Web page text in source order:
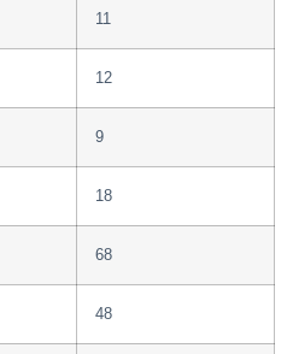
11
12
9
18
68
48